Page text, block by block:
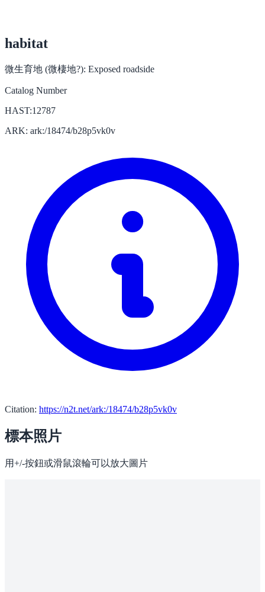
habitat
微生育地 (微棲地?): Exposed roadside
Catalog Number
HAST:12787
ARK: ark:/18474/b28p5vk0v
Citation: https://n2t.net/ark:/18474/b28p5vk0v
標本照片
用+/-按鈕或滑鼠滾輪可以放大圖片